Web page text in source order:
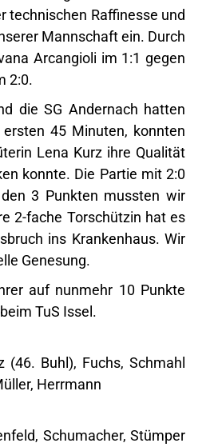
technischen Raffinesse und
Mannschaft ein. Durch
Arcangioli im 1:1 gegen
2:0.
die SG Andernach hatten
45 Minuten, konnten
Lena Kurz ihre Qualität
konnte. Die Partie mit 2:0
3 Punkten mussten wir
2-fache Torschützin hat es
ins Krankenhaus. Wir
Genesung.
auf nunmehr 10 Punkte
TuS Issel.
(46. Buhl), Fuchs, Schmahl
Herrmann
Schumacher, Stümper